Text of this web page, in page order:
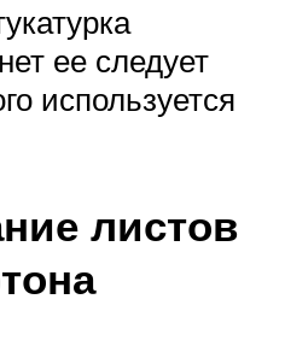
ее следует
используется
листов